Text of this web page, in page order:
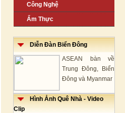
Công Nghệ
Ẩm Thực
Diễn Đàn Biển Đông
ASEAN bàn về
Trung Đông, Biển
Đông và Myanmar
Hình Ảnh Quê Nhà - Video
Clip